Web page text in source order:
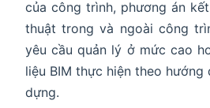
của công trình, phương án
thuật trong và ngoài công
yêu cầu quản lý ở mức cao
liệu BIM thực hiện theo hướng
dựng.